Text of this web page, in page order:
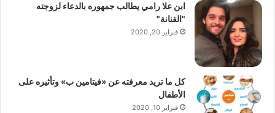
ابن علا رامي يطالب جمهوره بالدعاء لزوجته
"الفنانة"
فبراير 20, 2020
كل ما تريد معرفته عن «فيتامين ب» وتأثيره على
الأطفال
فبراير 10, 2020